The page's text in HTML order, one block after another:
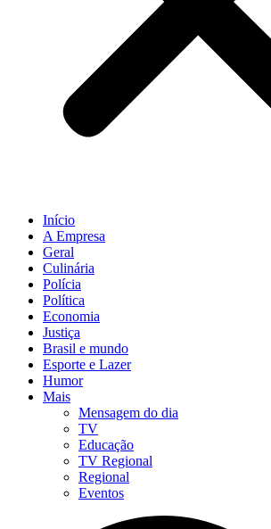
Início
A Empresa
Geral
Culinária
Polícia
Política
Economia
Justiça
Brasil e mundo
Esporte e Lazer
Humor
Mais
Mensagem do dia
TV
Educação
TV Regional
Regional
Eventos